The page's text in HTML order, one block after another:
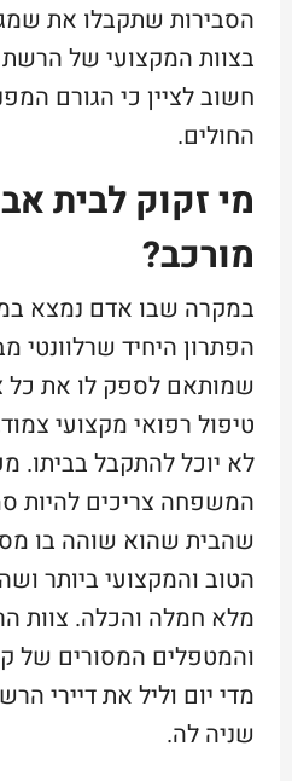
הסבירות שתקבלו את
בצוות המקצועי של הרשת
חשוב לציין כי הגורם
החולים.
מי זקוק לבית
מורכב?
במקרה שבו אדם נמצא
הפתרון היחיד שרלוונטי
שמותאם לספק לו את כל
טיפול רפואי מקצועי
לא יוכל להתקבל בביתו.
המשפחה צריכים להיות
שהבית שהוא שוהה בו
הטוב והמקצועי ביותר
מלא חמלה והכלה. צוות
והמטפלים המסורים של
מדי יום וליל את דיירי
שניה לה.